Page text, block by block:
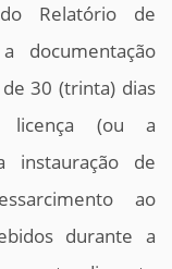
Relatório de
documentação
30 (trinta) dias
(ou a
instauração de
ao
durante a